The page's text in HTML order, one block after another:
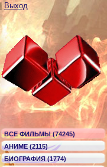
Выход
ВСЕ ФИЛЬМЫ (74245)
АНИМЕ (2115)
БИОГРАФИЯ (1774)